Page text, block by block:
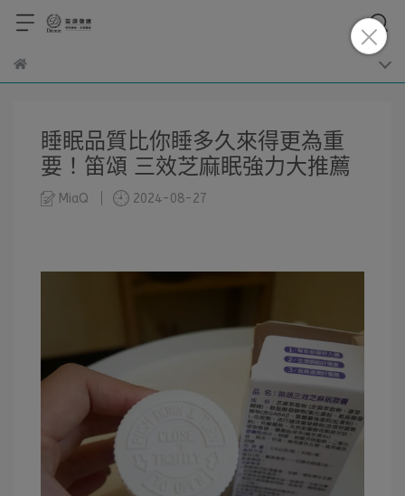
睡眠品質比你睡多久來得更為重
要！笛頌 三效芝麻眠強力大推薦
MiaQ 2024-08-27